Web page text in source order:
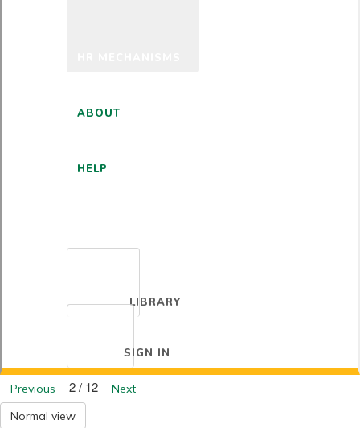
ABOUT
HELP
LIBRARY
SIGN IN
Previous 2 / 12
Next
Normal view